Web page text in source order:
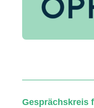
Gesprächskreis